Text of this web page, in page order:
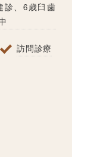
診、6歳臼歯
訪問診療